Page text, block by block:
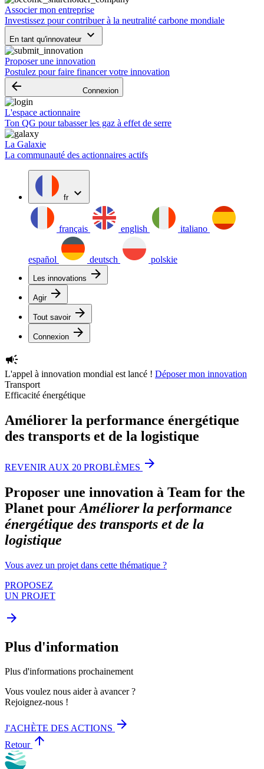
Associer mon entreprise
Investissez pour contribuer à la neutralité carbone mondiale
En tant qu'innovateur keyboard_arrow_down
Proposer une innovation
Postulez pour faire financer votre innovation
arrow_backward Connexion
L'espace actionnaire
Ton QG pour tabasser les gaz à effet de serre
La Galaxie
La communauté des actionnaires actifs
fr expand_more
français english italiano
español deutsch polskie
Les innovations arrow_forward
Agir arrow_forward
Tout savoir arrow_forward
Connexion arrow_forward
campaign
L'appel à innovation mondial est lancé ! Déposer mon innovation
Transport
Efficacité énergétique
Améliorer la performance énergétique
des transports et de la logistique
REVENIR AUX 20 PROBLÈMES arrow_forward
Proposer une innovation à Team for the
Planet pour Améliorer la performance
énergétique des transports et de la
logistique
Vous avez un projet dans cette thématique ?
PROPOSEZ
UN PROJET
arrow_forward
Plus d'information
Plus d'informations prochainement
Vous voulez nous aider à avancer ?
Rejoignez-nous !
J'ACHÈTE DES ACTIONS arrow_forward
Retour arrow_upward